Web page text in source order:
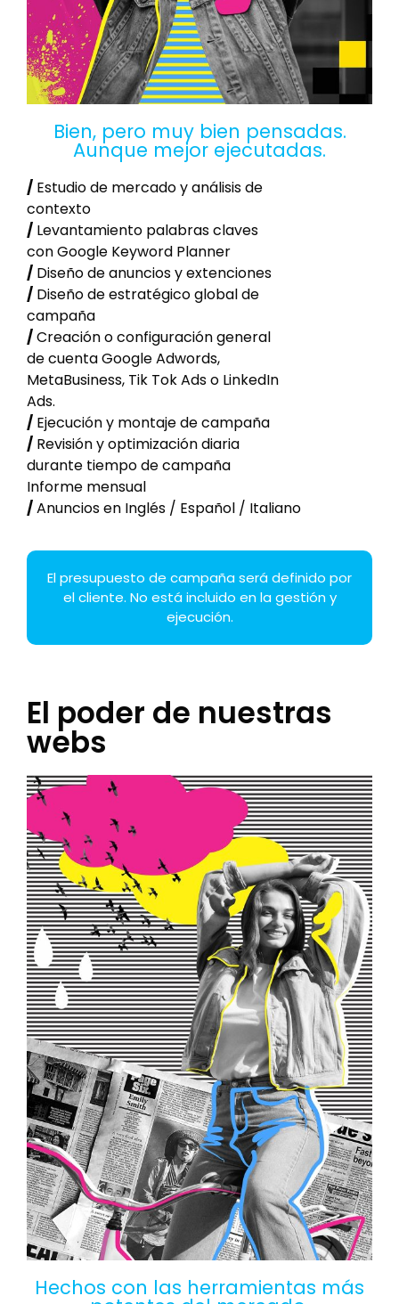
Bien, pero muy bien pensadas.
Aunque mejor ejecutadas.
/ Estudio de mercado y análisis de
contexto
/ Levantamiento palabras claves
con Google Keyword Planner
/ Diseño de anuncios y extenciones
/ Diseño de estratégico global de
campaña
/Creación o configuración general
de cuenta Google Adwords,
MetaBusiness, Tik Tok Ads o LinkedIn
Ads.
/ Ejecución y montaje de campaña
/ Revisión y optimización diaria
durante tiempo de campaña
Informe mensual
/Anuncios en Inglés / Español / Italiano
El presupuesto de campaña será definido por
el cliente. No está incluido en la gestión y
ejecución.
El poder de nuestras
webs
Hechos con las herramientas más